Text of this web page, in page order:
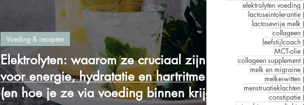
Elektrolyten: waarom ze cruciaal zijn
voor energie, hydratatie en hartritme
(en hoe je ze via voeding binnen krijgt)
Voeding & recepten
elektrolyten voeding
lactoseintolerantie
lactosevrije melk
collageen
leefstijlcoach
MCT-olie
collageen supplement
melk en migraine
melkeiwitten
menstruatieklachten
constipatie